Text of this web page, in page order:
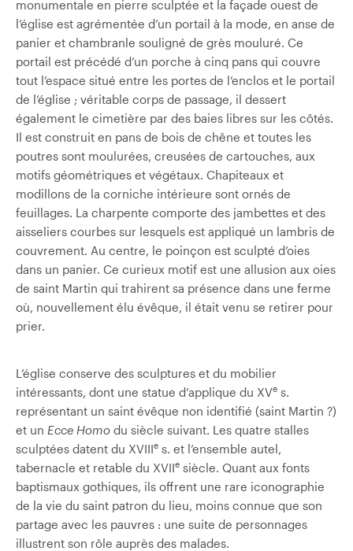
monumentale en pierre sculptée et la façade ouest de
l’église est agrémentée d’un portail à la mode, en anse de
panier et chambranle souligné de grès mouluré. Ce
portail est précédé d’un porche à cinq pans qui couvre
tout l’espace situé entre les portes de l’enclos et le portail
de l’église ; véritable corps de passage, il dessert
également le cimetière par des baies libres sur les côtés.
Il est construit en pans de bois de chêne et toutes les
poutres sont moulurées, creusées de cartouches, aux
motifs géométriques et végétaux. Chapiteaux et
modillons de la corniche intérieure sont ornés de
feuillages. La charpente comporte des jambettes et des
aisseliers courbes sur lesquels est appliqué un lambris de
couvrement. Au centre, le poinçon est sculpté d’oies
dans un panier. Ce curieux motif est une allusion aux oies
de saint Martin qui trahirent sa présence dans une ferme
où, nouvellement élu évêque, il était venu se retirer pour
prier.
L’église conserve des sculptures et du mobilier
intéressants, dont une statue d’applique du XVe s.
représentant un saint évêque non identifié (saint Martin ?)
et un Ecce Homo du siècle suivant. Les quatre stalles
sculptées datent du XVIIIe s. et l’ensemble autel,
tabernacle et retable du XVIIe siècle. Quant aux fonts
baptismaux gothiques, ils offrent une rare iconographie
de la vie du saint patron du lieu, moins connue que son
partage avec les pauvres : une suite de personnages
illustrent son rôle auprès des malades.